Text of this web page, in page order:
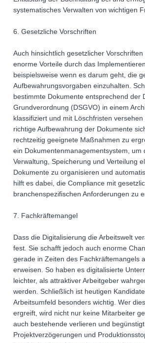
systematisches Verwalten von wichtigen
6. Gesetzliche Vorschriften
Auch hinsichtlich gesetzlicher
enorme Vorteile durch das
beispielsweise wenn es darum geht, die
Aufbewahrungsvorgaben einzuhalten.
bestimmte Dokumente entsprechend der
Grundverordnung (DSGVO) in einem
klassifiziert und mit Löschfristen
richtige Aufbewahrung der Dokumente
rechtzeitig geeignete Maßnahmen zu
ein Dokumentenmanagementsystem, um
Verwaltung, Speicherung und Verteilung
Dokumente zu organisieren und
hilft es dabei, die Compliance mit
branchenspezifischen Anforderungen zu
7. Fachkräftemangel
Dass die Digitalisierung die Arbeitswelt
fest. Sie schafft jedoch auch enorme
gerade in Zeiten des Fachkräftemangels
erweisen. So haben es digitalisierte
leichter, als attraktiver Arbeitgeber
werden. Schließlich ist heutigen
Arbeitsumfeld besonders wichtig. Wer
ergreift, wird nicht nur keine Mitarbeiter
auch bestehende verlieren und
Projektverzögerungen und